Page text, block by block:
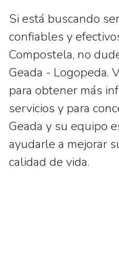
Si está buscando
confiables y
Compostela, no
Geada - Logopeda.
para obtener más
servicios y para
Geada y su equipo
ayudarle a mejorar
calidad de vida.